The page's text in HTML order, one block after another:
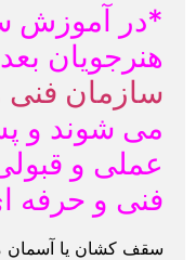
*در
هنرجویان
سازمان فنی
می شوند و
عملی و
فنی و حرفه
سقف کشان یا آسمان